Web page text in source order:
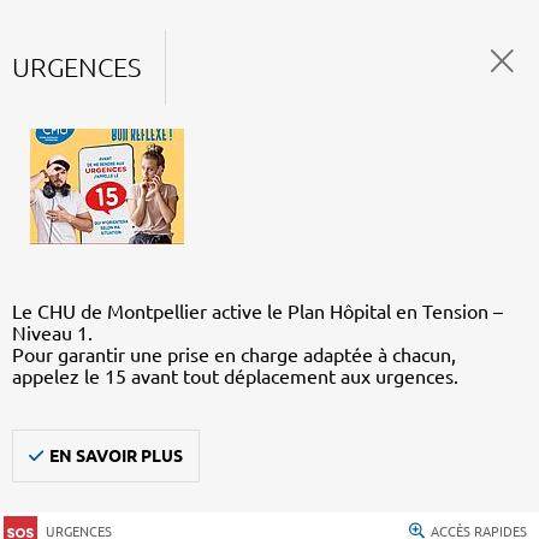
URGENCES
Le CHU de Montpellier active le Plan Hôpital en Tension –
Niveau 1.
Pour garantir une prise en charge adaptée à chacun,
appelez le 15 avant tout déplacement aux urgences.
EN SAVOIR PLUS
URGENCES ACCÈS RAPIDES